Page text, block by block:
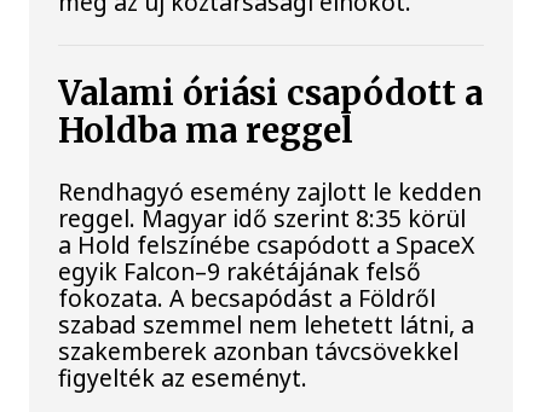
Valami óriási csapódott a
Holdba ma reggel
Rendhagyó esemény zajlott le kedden
reggel. Magyar idő szerint 8:35 körül
a Hold felszínébe csapódott a SpaceX
egyik Falcon–9 rakétájának felső
fokozata. A becsapódást a Földről
szabad szemmel nem lehetett látni, a
szakemberek azonban távcsövekkel
figyelték az eseményt.